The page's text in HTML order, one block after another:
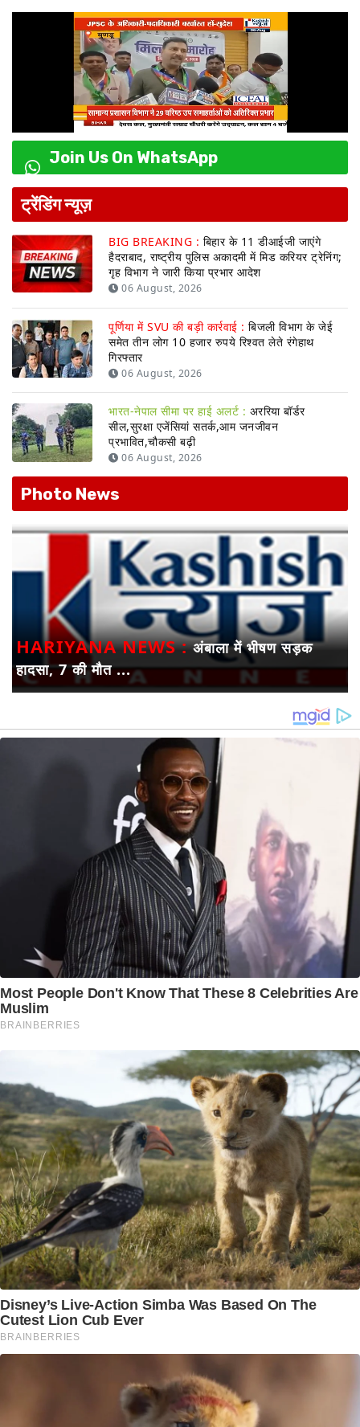
Join Us On WhatsApp
ट्रेंडिंग न्यूज़
BIG BREAKING : बिहार के 11 डीआईजी जाएंगे
हैदराबाद, राष्ट्रीय पुलिस अकादमी में मिड करियर ट्रेनिंग;
गृह विभाग ने जारी किया प्रभार आदेश
06 August, 2026
पूर्णिया में SVU की बड़ी कार्रवाई : बिजली विभाग के जेई
समेत तीन लोग 10 हजार रुपये रिश्वत लेते रंगेहाथ
गिरफ्तार
06 August, 2026
भारत-नेपाल सीमा पर हाई अलर्ट : अररिया बॉर्डर
सील,सुरक्षा एजेंसियां सतर्क,आम जनजीवन
प्रभावित,चौकसी बढ़ी
06 August, 2026
Photo News
HARIYANA NEWS :अंबाला में भीषण सड़क
हादसा, 7 की मौत ...